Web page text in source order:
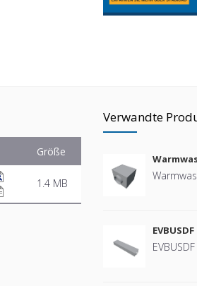
Größe
1.4 MB
Verwandte
VBC
EVBUSDF
EVBUSDF